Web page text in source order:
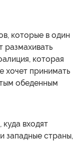
которые в один
размахивать
которая
хочет принимать
обеденным
входят
западные страны,